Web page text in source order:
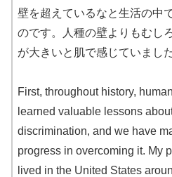
壁を超えているなと生活の中
のです。人種の壁よりもむし
が大きいと肌で感じていました
First, throughout history,
learned valuable lessons
discrimination, and we have
progress in overcoming it. My
lived in the United States